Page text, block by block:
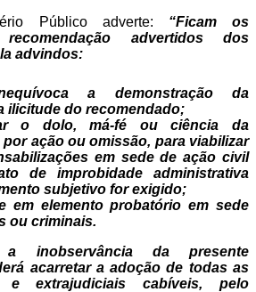
Público adverte: “Ficam os
advertidos dos
advindos:
a demonstração da
ilicitude do recomendado;
o dolo, má-fé ou ciência da
ação ou omissão, para viabilizar
em sede de ação civil
de improbidade administrativa
subjetivo for exigido;
em elemento probatório em sede
ou criminais.
a inobservância da presente
acarretar a adoção de todas as
e extrajudiciais cabíveis, pelo